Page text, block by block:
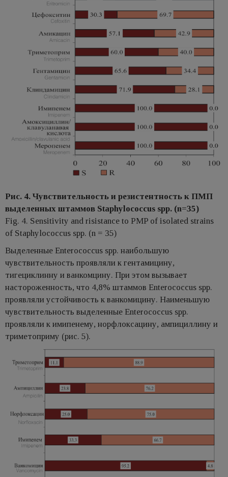
Рис. 4. Чувствительность и резистентность к ПМП
выделенных штаммов Staphylococcus spp. (n=35)
​Fig. 4. Sensitivity and risistance to PMP of isolated strains
of Staphylococcus spp. (n = 35)
Выделенные Enterococcus spp. наибольшую
чувствительность проявляли к гентамицину,
тигециклинну и ванкомцину. При этом вызывает
настороженность, что 4,8% штаммов Enterococcus spp.
проявляли устойчивость к ванкомицину. Наименьшую
чувствительность выделенные Enterococcus spp.
проявляли к имипенему, норфлоксацину, ампициллину и
триметоприму (рис. 5).